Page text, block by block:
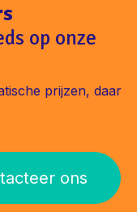
op onze
prijzen, daar
ons